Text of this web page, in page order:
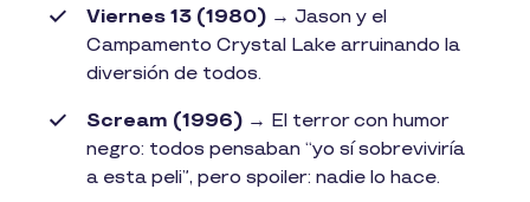
Viernes 13 (1980) → Jason y el
Campamento Crystal Lake arruinando la
diversión de todos.
Scream (1996) → El terror con humor
negro: todos pensaban “yo sí sobreviviría
a esta peli”, pero spoiler: nadie lo hace.